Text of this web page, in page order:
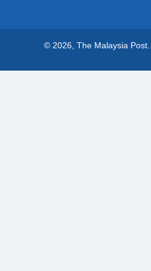
© 2026, The Malaysia Post.